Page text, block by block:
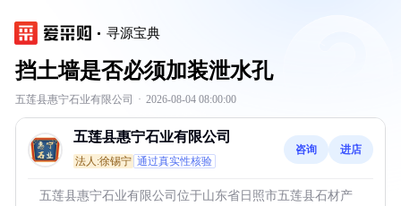
寻源宝典
挡土墙是否必须加装泄水孔
五莲县惠宁石业有限公司 · 2026-08-04 08:00:00
五莲县惠宁石业有限公司
法人:徐锡宁 通过真实性核验
咨询 进店
五莲县惠宁石业有限公司位于山东省日照市五莲县石材产